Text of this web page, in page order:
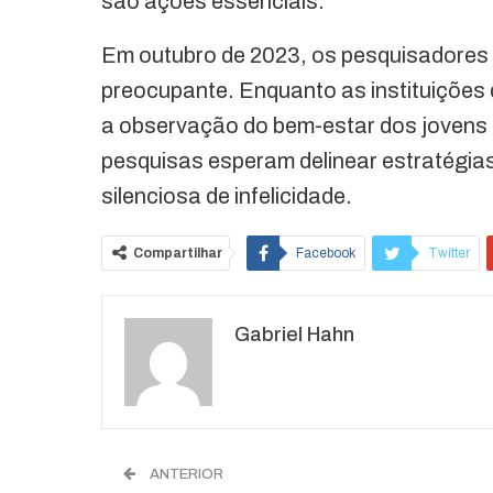
Em outubro de 2023, os
preocupante. Enquanto as instituições
a observação do bem-estar dos
pesquisas esperam delinear
silenciosa de infelicidade.
Compartilhar Facebook Twitter
Gabriel Hahn
ANTERIOR